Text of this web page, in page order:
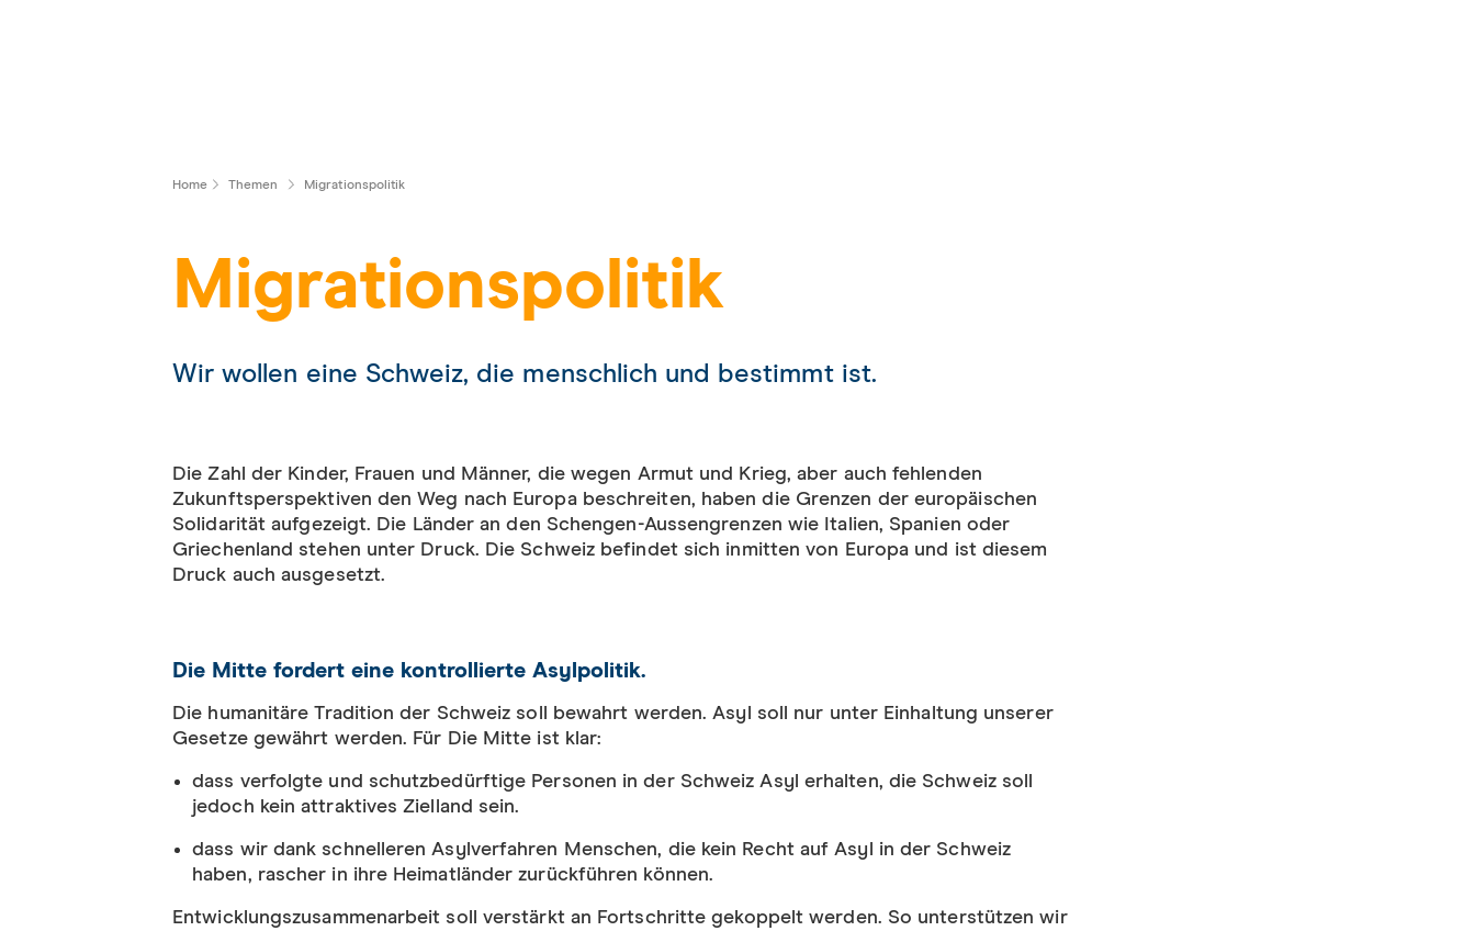
Home Themen Migrationspolitik
Migrationspolitik
Wir wollen eine Schweiz, die menschlich und bestimmt ist.
Die Zahl der Kinder, Frauen und Männer, die wegen Armut und Krieg, aber auch fehlenden
Zukunftsperspektiven den Weg nach Europa beschreiten, haben die Grenzen der europäischen
Solidarität aufgezeigt. Die Länder an den Schengen-Aussengrenzen wie Italien, Spanien oder
Griechenland stehen unter Druck. Die Schweiz befindet sich inmitten von Europa und ist diesem
Druck auch ausgesetzt.
Die Mitte fordert eine kontrollierte Asylpolitik.
Die humanitäre Tradition der Schweiz soll bewahrt werden. Asyl soll nur unter Einhaltung unserer
Gesetze gewährt werden. Für Die Mitte ist klar:
dass verfolgte und schutzbedürftige Personen in der Schweiz Asyl erhalten, die Schweiz soll
jedoch kein attraktives Zielland sein.
dass wir dank schnelleren Asylverfahren Menschen, die kein Recht auf Asyl in der Schweiz
haben, rascher in ihre Heimatländer zurückführen können.
Entwicklungszusammenarbeit soll verstärkt an Fortschritte gekoppelt werden. So unterstützen wir